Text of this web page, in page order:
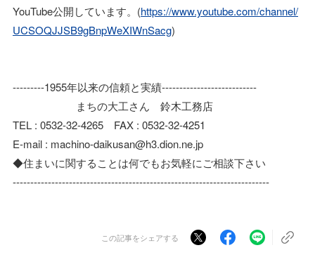
YouTube公開しています。(https://www.youtube.com/channel/
UCSOQJJSB9gBnpWeXIWnSacg)
---------1955年以来の信頼と実績---------------------------
まちの大工さん 鈴木工務店
TEL : 0532-32-4265 FAX : 0532-32-4251
E-mail : machino-daikusan@h3.dion.ne.jp
◆住まいに関することは何でもお気軽にご相談下さい
-------------------------------------------------------------------------
この記事をシェアする